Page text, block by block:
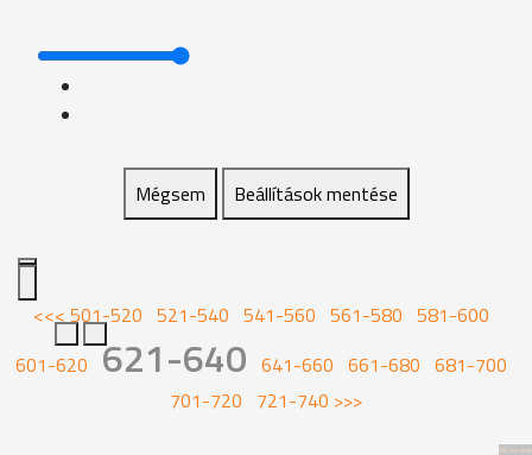
Műsoraink
Mégsem Beállítások mentése
<<<501-520 521-540 541-560 561-580 581-600
601-620 621-640 641-660 661-680 681-700
701-720 721-740 >>>